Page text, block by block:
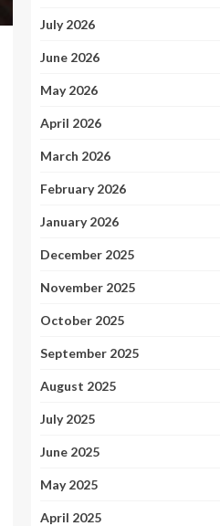
July 2026
June 2026
May 2026
April 2026
March 2026
February 2026
January 2026
December 2025
November 2025
October 2025
September 2025
August 2025
July 2025
June 2025
May 2025
April 2025